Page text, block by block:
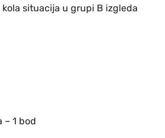
situacija u grupi B izgleda
– 1 bod